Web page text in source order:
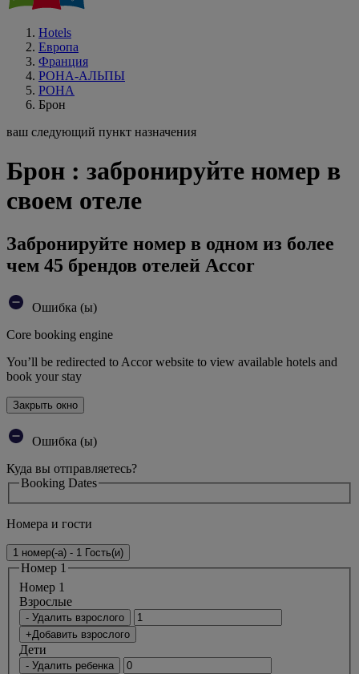
Hotels
Европа
Франция
РОНА-АЛЬПЫ
РОНА
Брон
ваш следующий пункт назначения
Брон : забронируйте номер в
своем отеле
Забронируйте номер в одном из более
чем 45 брендов отелей Accor
Ошибка (ы)
Core booking engine
You’ll be redirected to Accor website to view available hotels and
book your stay
Закрыть окно
Ошибка (ы)
Куда вы отправляетесь?
Booking Dates
Номера и гости
1 номер(-а) - 1 Гость(и)
Номер 1
Номер 1
Bзрослые
- Удалить взрослого
+Добавить взрослого
Дети
- Удалить ребенка